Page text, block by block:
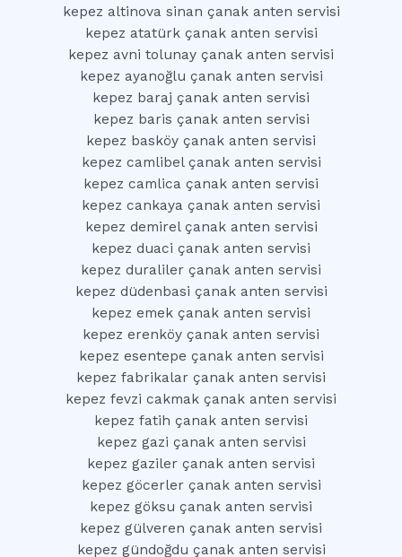
kepez altinova sinan çanak anten servisi
kepez atatürk çanak anten servisi
kepez avni tolunay çanak anten servisi
kepez ayanoğlu çanak anten servisi
kepez baraj çanak anten servisi
kepez baris çanak anten servisi
kepez basköy çanak anten servisi
kepez camlibel çanak anten servisi
kepez camlica çanak anten servisi
kepez cankaya çanak anten servisi
kepez demirel çanak anten servisi
kepez duaci çanak anten servisi
kepez duraliler çanak anten servisi
kepez düdenbasi çanak anten servisi
kepez emek çanak anten servisi
kepez erenköy çanak anten servisi
kepez esentepe çanak anten servisi
kepez fabrikalar çanak anten servisi
kepez fevzi cakmak çanak anten servisi
kepez fatih çanak anten servisi
kepez gazi çanak anten servisi
kepez gaziler çanak anten servisi
kepez göcerler çanak anten servisi
kepez göksu çanak anten servisi
kepez gülveren çanak anten servisi
kepez gündoğdu çanak anten servisi